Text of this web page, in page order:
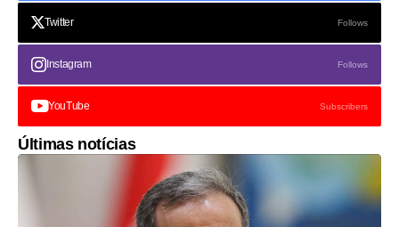
Twitter Follows
Instagram Follows
YouTube Subscribers
Últimas notícias